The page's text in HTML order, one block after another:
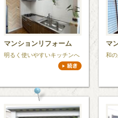
マンションリフォーム
明るく使いやすいキッチンへ
マ
和